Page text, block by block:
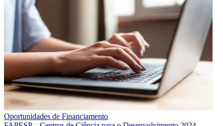
Oportunidades de Financiamento